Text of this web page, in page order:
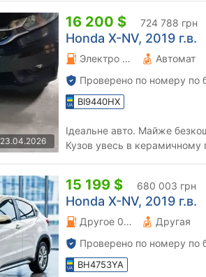
23.04.2026
16 200 $ 724 788 грн
Honda X-NV, 2019 г.в.
Электро 0 л. Автомат
Проверено по номеру по
BI9440HX
Ідеальне авто. Майже
Кузов увесь в керамичному
15 199 $ 680 003 грн
Honda X-NV, 2019 г.в.
Другое 0 л. Другая
Проверено по номеру по
BH4753YA